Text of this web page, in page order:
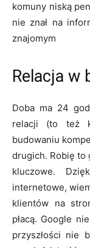
komuny niską
nie znał na
znajomym
Relacja w
Doba ma 24
relacji (to też
budowaniu
drugich. Robię to
kluczowe.
internetowe,
klientów na
płacą. Google
przyszłości nie